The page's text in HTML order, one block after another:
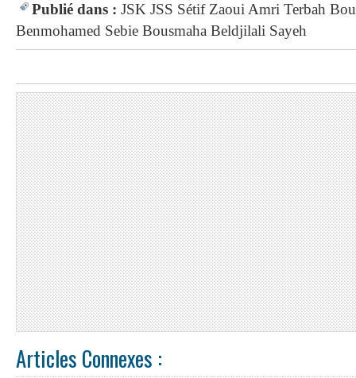
Publié dans : JSK JSS Sétif Zaoui Amri Terbah
Benmohamed Sebie Bousmaha Beldjilali Sayeh
Articles Connexes :